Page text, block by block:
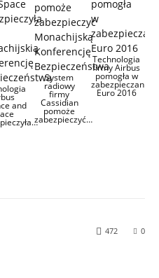
and
System
radiowy
firmy
Cassidian
pomoże
zabezpieczyć…
Technologia
firmy Airbus
pomogła w
zabezpieczaniu
Euro 2016
0
472